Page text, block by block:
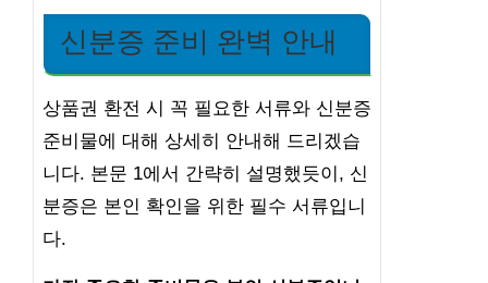
신분증 준비 완벽 안내
상품권 환전 시 꼭 필요한 서류와 신분증
준비물에 대해 상세히 안내해 드리겠습
니다. 본문 1에서 간략히 설명했듯이, 신
분증은 본인 확인을 위한 필수 서류입니
다.